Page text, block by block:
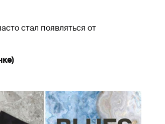
стал появляться от